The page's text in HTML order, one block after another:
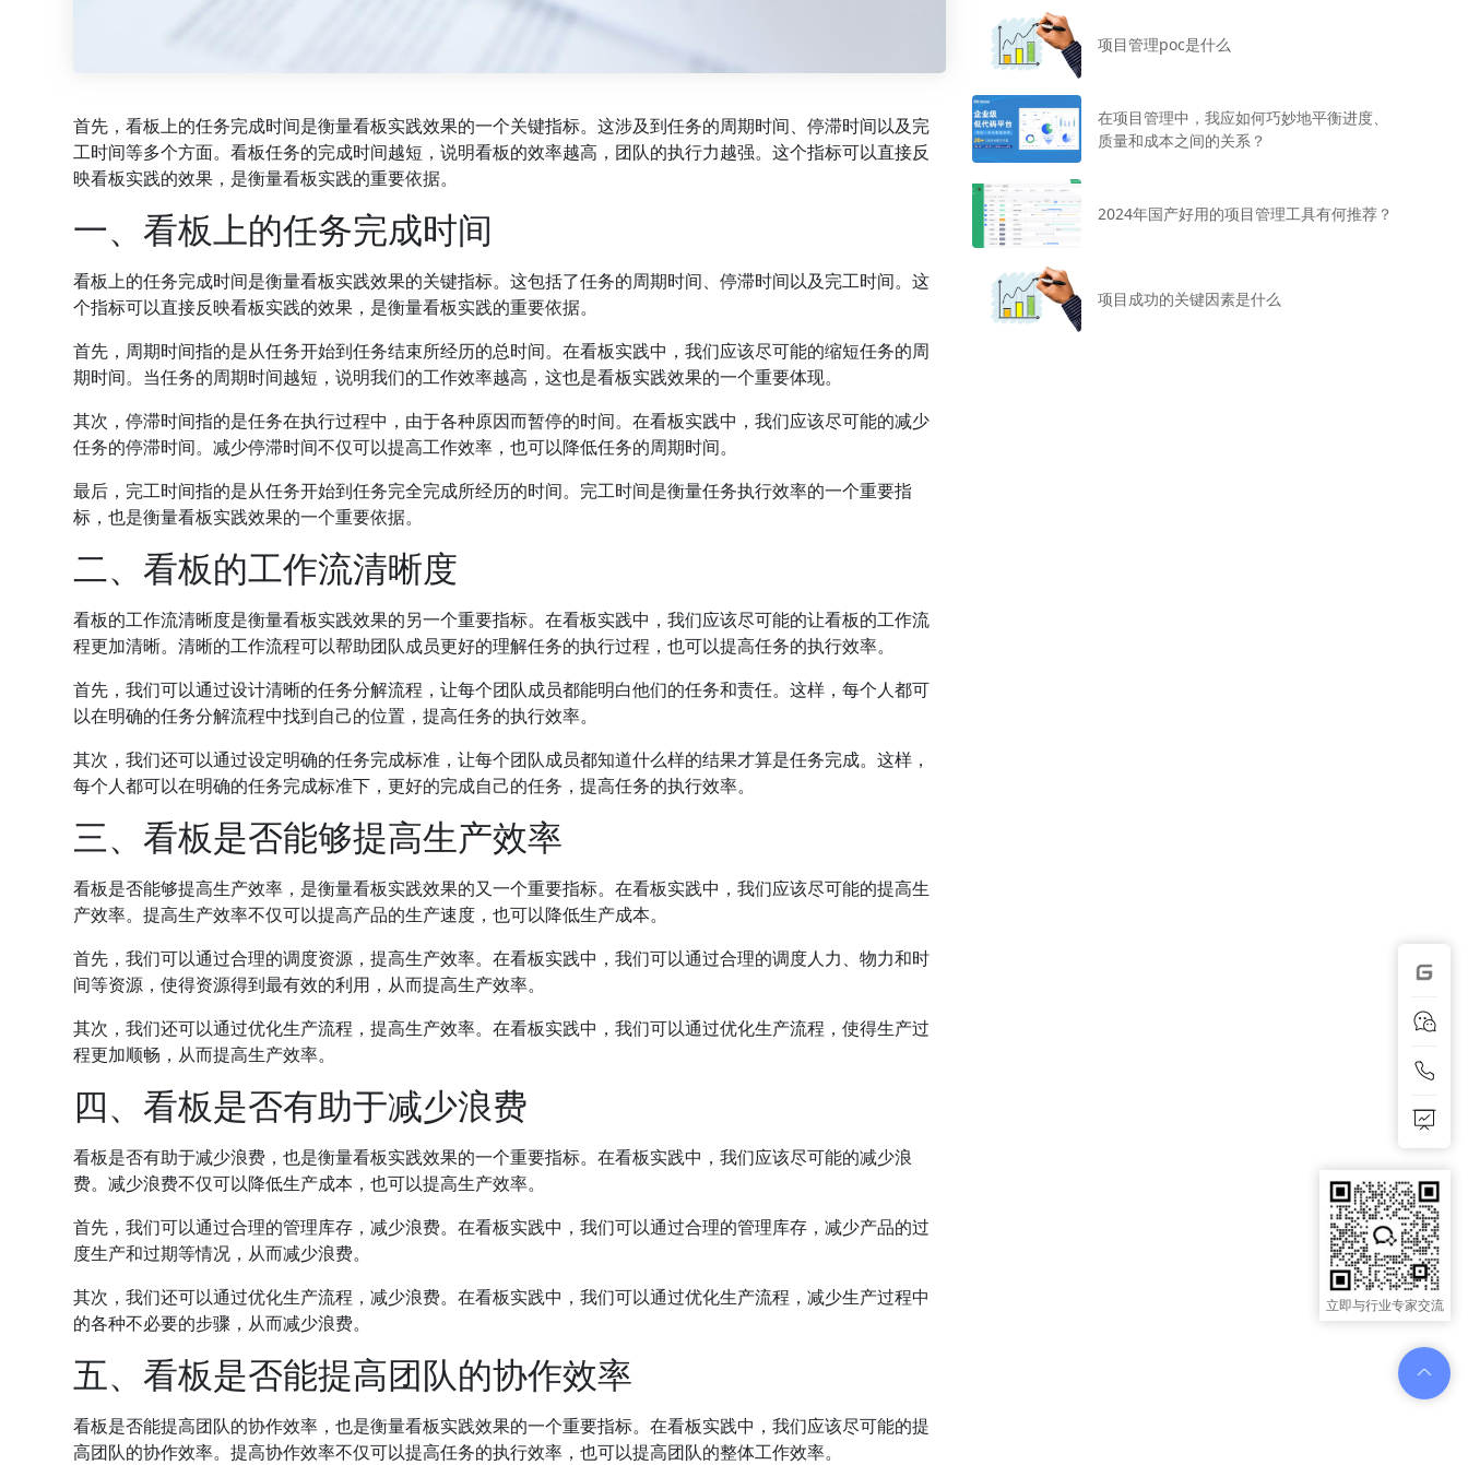
首先，看板上的任务完成时间是衡量看板实践效果的一个关键指标。这涉及到任务的周期时间、停滞时间以及完
工时间等多个方面。看板任务的完成时间越短，说明看板的效率越高，团队的执行力越强。这个指标可以直接反
映看板实践的效果，是衡量看板实践的重要依据。
一、看板上的任务完成时间
看板上的任务完成时间是衡量看板实践效果的关键指标。这包括了任务的周期时间、停滞时间以及完工时间。这
个指标可以直接反映看板实践的效果，是衡量看板实践的重要依据。
首先，周期时间指的是从任务开始到任务结束所经历的总时间。在看板实践中，我们应该尽可能的缩短任务的周
期时间。当任务的周期时间越短，说明我们的工作效率越高，这也是看板实践效果的一个重要体现。
其次，停滞时间指的是任务在执行过程中，由于各种原因而暂停的时间。在看板实践中，我们应该尽可能的减少
任务的停滞时间。减少停滞时间不仅可以提高工作效率，也可以降低任务的周期时间。
最后，完工时间指的是从任务开始到任务完全完成所经历的时间。完工时间是衡量任务执行效率的一个重要指
标，也是衡量看板实践效果的一个重要依据。
二、看板的工作流清晰度
看板的工作流清晰度是衡量看板实践效果的另一个重要指标。在看板实践中，我们应该尽可能的让看板的工作流
程更加清晰。清晰的工作流程可以帮助团队成员更好的理解任务的执行过程，也可以提高任务的执行效率。
首先，我们可以通过设计清晰的任务分解流程，让每个团队成员都能明白他们的任务和责任。这样，每个人都可
以在明确的任务分解流程中找到自己的位置，提高任务的执行效率。
其次，我们还可以通过设定明确的任务完成标准，让每个团队成员都知道什么样的结果才算是任务完成。这样，
每个人都可以在明确的任务完成标准下，更好的完成自己的任务，提高任务的执行效率。
三、看板是否能够提高生产效率
看板是否能够提高生产效率，是衡量看板实践效果的又一个重要指标。在看板实践中，我们应该尽可能的提高生
产效率。提高生产效率不仅可以提高产品的生产速度，也可以降低生产成本。
首先，我们可以通过合理的调度资源，提高生产效率。在看板实践中，我们可以通过合理的调度人力、物力和时
间等资源，使得资源得到最有效的利用，从而提高生产效率。
其次，我们还可以通过优化生产流程，提高生产效率。在看板实践中，我们可以通过优化生产流程，使得生产过
程更加顺畅，从而提高生产效率。
四、看板是否有助于减少浪费
看板是否有助于减少浪费，也是衡量看板实践效果的一个重要指标。在看板实践中，我们应该尽可能的减少浪
费。减少浪费不仅可以降低生产成本，也可以提高生产效率。
首先，我们可以通过合理的管理库存，减少浪费。在看板实践中，我们可以通过合理的管理库存，减少产品的过
度生产和过期等情况，从而减少浪费。
其次，我们还可以通过优化生产流程，减少浪费。在看板实践中，我们可以通过优化生产流程，减少生产过程中
的各种不必要的步骤，从而减少浪费。
五、看板是否能提高团队的协作效率
看板是否能提高团队的协作效率，也是衡量看板实践效果的一个重要指标。在看板实践中，我们应该尽可能的提
高团队的协作效率。提高协作效率不仅可以提高任务的执行效率，也可以提高团队的整体工作效率。
项目管理poc是什么
在项目管理中，我应如何巧妙地平衡进度、
质量和成本之间的关系？
2024年国产好用的项目管理工具有何推荐？
项目成功的关键因素是什么
立即与行业专家交流